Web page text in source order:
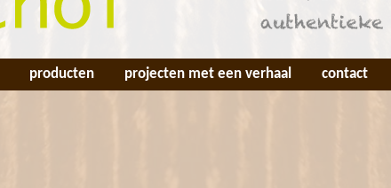
producten projecten met een verhaal contact